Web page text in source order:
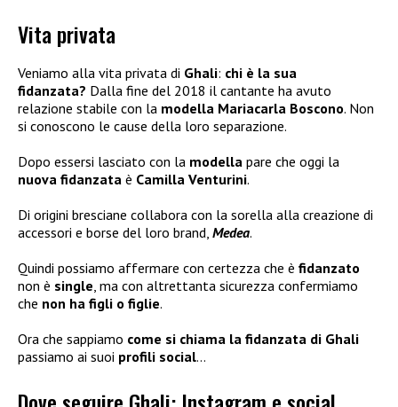
Vita privata
Veniamo alla vita privata di Ghali: chi è la sua
fidanzata? Dalla fine del 2018 il cantante ha avuto
relazione stabile con la modella Mariacarla Boscono. Non
si conoscono le cause della loro separazione.
Dopo essersi lasciato con la modella pare che oggi la
nuova fidanzata è Camilla Venturini.
Di origini bresciane collabora con la sorella alla creazione di
accessori e borse del loro brand, Medea.
Quindi possiamo affermare con certezza che è fidanzato
non è single, ma con altrettanta sicurezza confermiamo
che non ha figli o figlie.
Ora che sappiamo come si chiama la fidanzata di Ghali
passiamo ai suoi profili social…